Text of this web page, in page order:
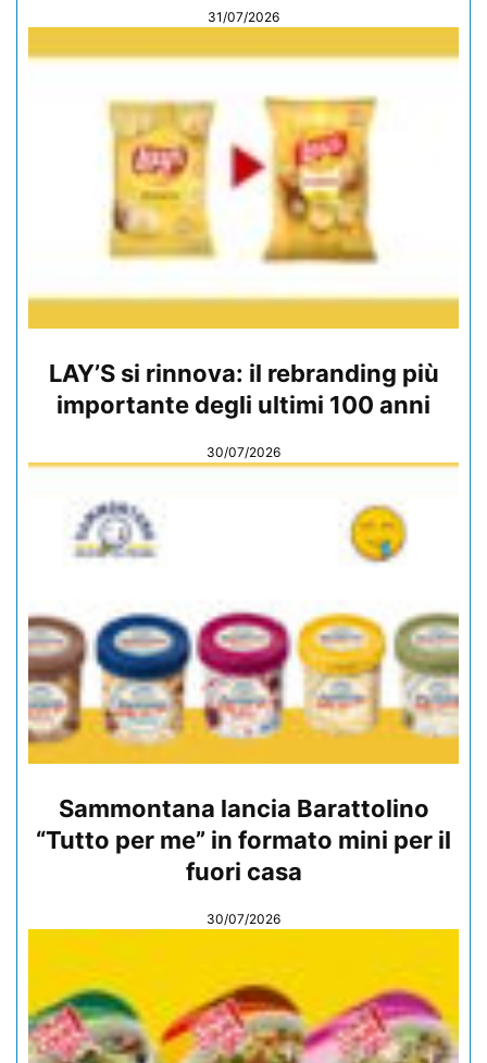
31/07/2026
LAY’S si rinnova: il rebranding più
importante degli ultimi 100 anni
30/07/2026
Sammontana lancia Barattolino
“Tutto per me” in formato mini per il
fuori casa
30/07/2026